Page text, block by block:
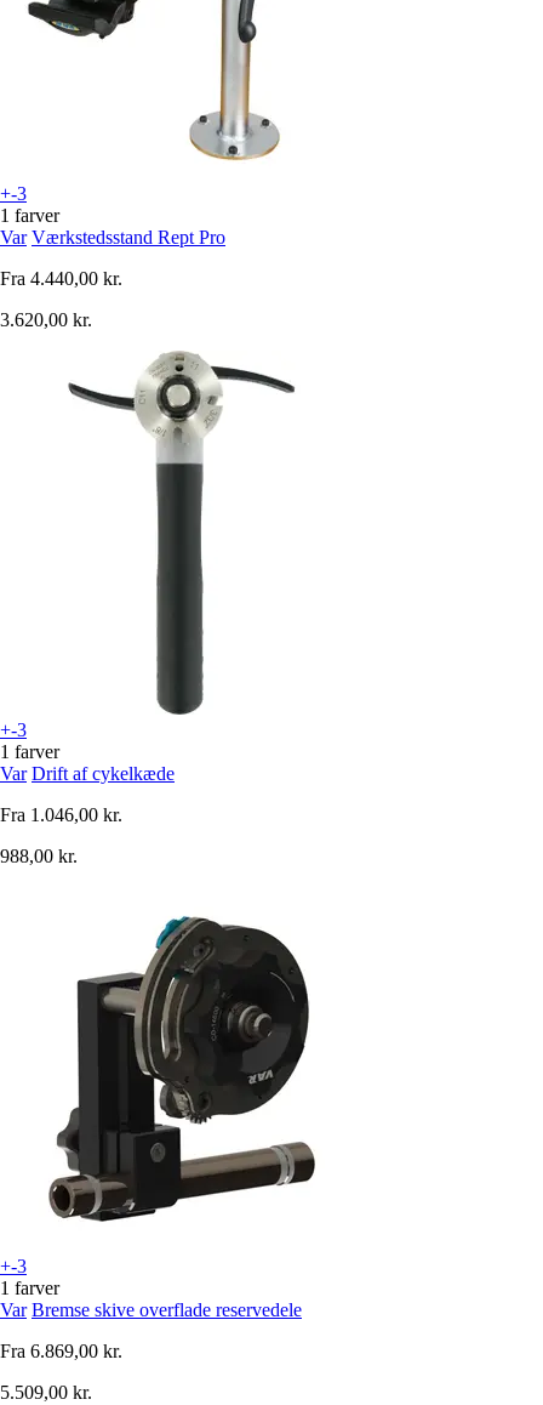
+-3
1 farver
Var Værkstedsstand Rept Pro
Fra 4.440,00 kr.
3.620,00 kr.
+-3
1 farver
Var Drift af cykelkæde
Fra 1.046,00 kr.
988,00 kr.
+-3
1 farver
Var Bremse skive overflade reservedele
Fra 6.869,00 kr.
5.509,00 kr.